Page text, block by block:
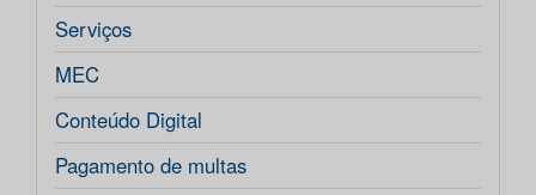
Serviços
MEC
Conteúdo Digital
Pagamento de multas